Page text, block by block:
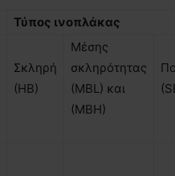
Τύπος ινοπλάκας
Σκληρή
(HB)
Μέσης
σκληρότητας
(MBL) και
(ΜΒΗ)